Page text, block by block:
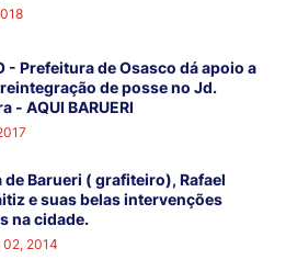
- Prefeitura de Osasco dá apoio a
de posse no Jd.
- AQUI BARUERI
de Barueri ( grafiteiro), Rafael
e suas belas intervenções
na cidade.
2014